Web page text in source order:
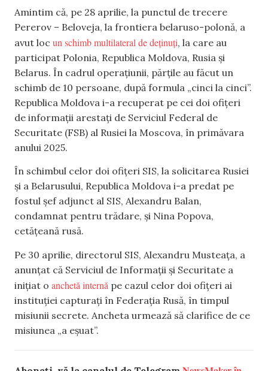
Amintim că, pe 28 aprilie, la punctul de trecere
Pererov – Beloveja, la frontiera belaruso-polonă, a
avut loc un schimb multilateral de deținuți, la care au
participat Polonia, Republica Moldova, Rusia și
Belarus. În cadrul operațiunii, părțile au făcut un
schimb de 10 persoane, după formula „cinci la cinci”.
Republica Moldova i-a recuperat pe cei doi ofițeri
de informații arestați de Serviciul Federal de
Securitate (FSB) al Rusiei la Moscova, în primăvara
anului 2025.
În schimbul celor doi ofițeri SIS, la solicitarea Rusiei
și a Belarusului, Republica Moldova i-a predat pe
fostul șef adjunct al SIS, Alexandru Balan,
condamnat pentru trădare, și Nina Popova,
cetățeană rusă.
Pe 30 aprilie, directorul SIS, Alexandru Musteața, a
anunțat că Serviciul de Informații și Securitate a
inițiat o anchetă internă pe cazul celor doi ofițeri ai
instituției capturați în Federația Rusă, în timpul
misiunii secrete. Ancheta urmează să clarifice de ce
misiunea „a eșuat”.